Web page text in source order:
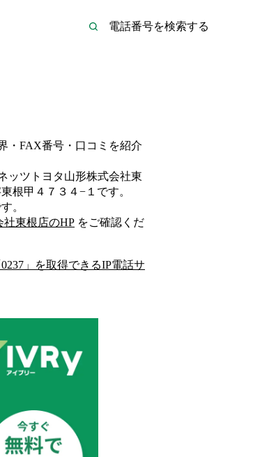
・FAX番号・口コミを紹介
ッツトヨタ山形株式会社東
根甲４７３４−１ です。
。
社東根店のHP をご確認くだ
0237 」を取得できるIP電話サ